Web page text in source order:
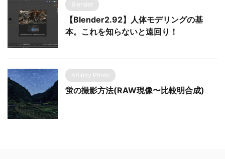
Blender
【Blender2.92】人体モデリングの基
本。これを知らないと遠回り！
Affinity Photo
蛍の撮影方法(RAW現像〜比較明合成)